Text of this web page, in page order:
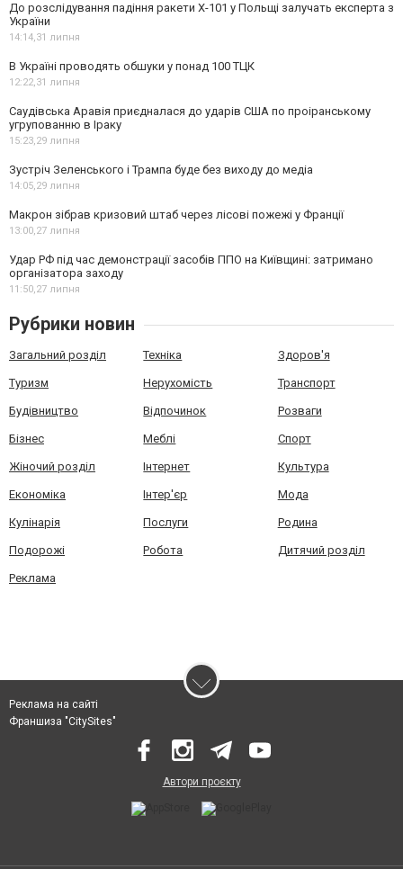
До розслідування падіння ракети Х-101 у Польщі залучать експерта з
України
14:14,31 липня
В Україні проводять обшуки у понад 100 ТЦК
12:22,31 липня
Саудівська Аравія приєдналася до ударів США по проіранському
угрупованню в Іраку
15:23,29 липня
Зустріч Зеленського і Трампа буде без виходу до медіа
14:05,29 липня
Макрон зібрав кризовий штаб через лісові пожежі у Франції
13:00,27 липня
Удар РФ під час демонстрації засобів ППО на Київщині: затримано
організатора заходу
11:50,27 липня
Рубрики новин
Загальний розділ Техніка Здоров'я
Туризм Нерухомість Транспорт
Будівництво Відпочинок Розваги
Бізнес Меблі Спорт
Жіночий розділ Інтернет Культура
Економіка Інтер'єр Мода
Кулінарія Послуги Родина
Подорожі Робота Дитячий розділ
Реклама
Реклама на сайті
Франшиза "CitySites"
Автори проєкту